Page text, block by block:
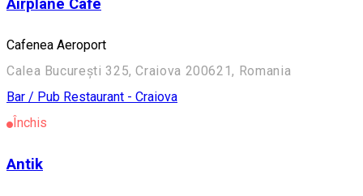
Airplane Cafe
Cafenea Aeroport
Calea București 325, Craiova 200621, Romania
Bar / Pub Restaurant - Craiova
Închis
Antik